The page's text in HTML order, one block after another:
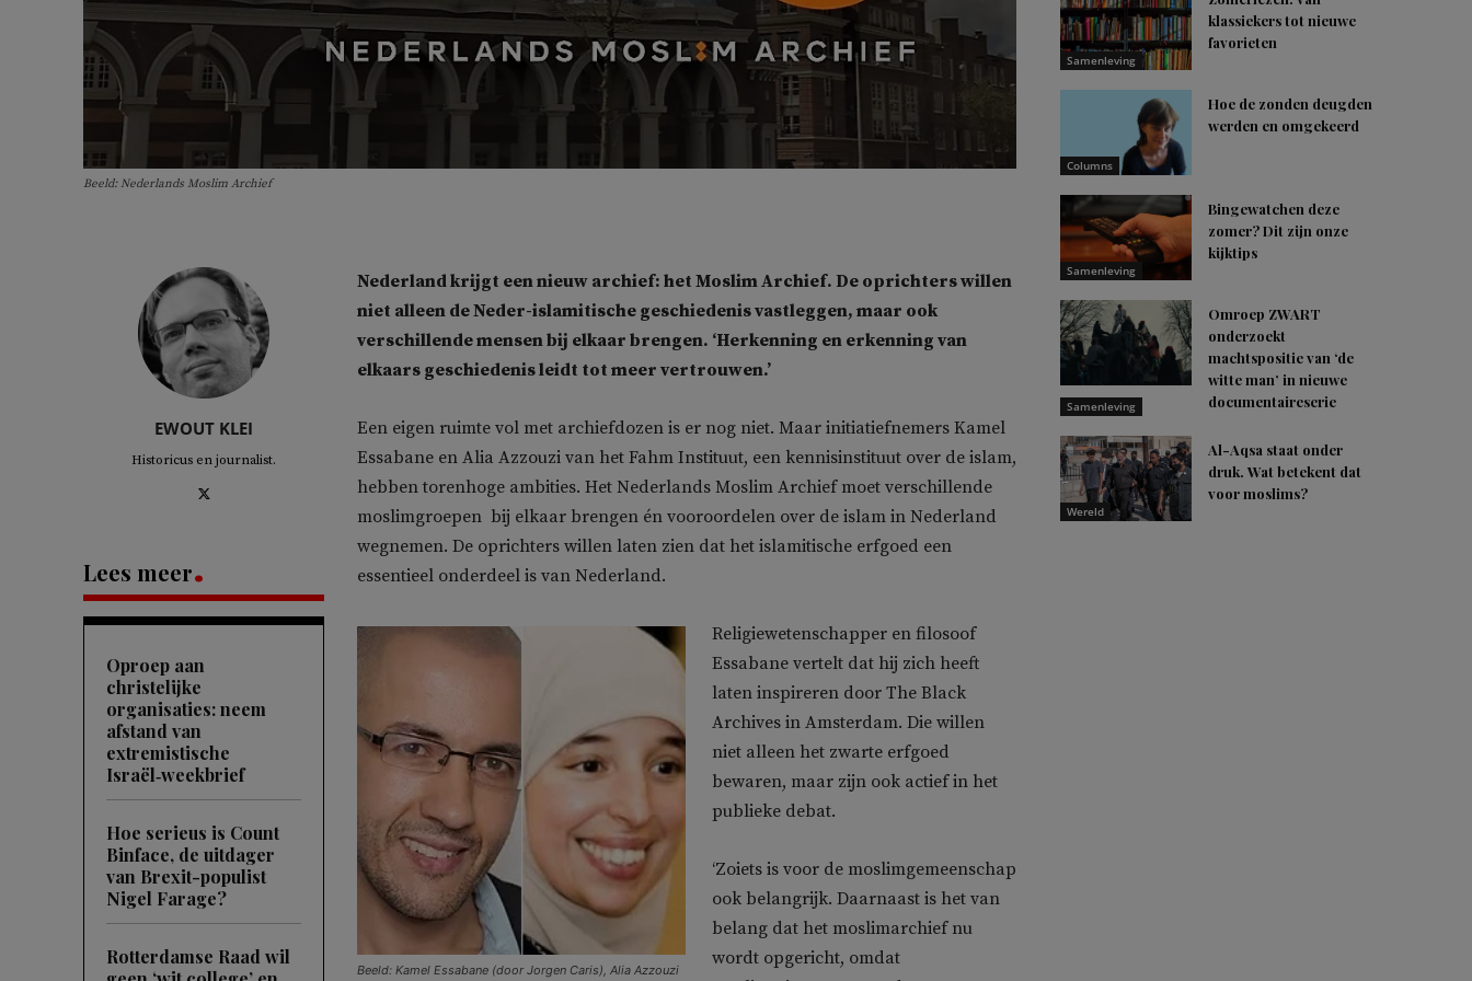
Beeld: Nederlands Moslim Archief
EWOUT KLEI
Historicus en journalist.
Lees meer
Oproep aan
christelijke
organisaties: neem
afstand van
extremistische
Israël‑weekbrief
Hoe serieus is Count
Binface, de uitdager
van Brexit-populist
Nigel Farage?
Rotterdamse Raad wil
Nederland krijgt een nieuw archief: het Moslim Archief. De oprichters willen
niet alleen de Neder-islamitische geschiedenis vastleggen, maar ook
verschillende mensen bij elkaar brengen. ‘Herkenning en erkenning van
elkaars geschiedenis leidt tot meer vertrouwen.’
Een eigen ruimte vol met archiefdozen is er nog niet. Maar initiatiefnemers Kamel
Essabane en Alia Azzouzi van het Fahm Instituut, een kennisinstituut over de islam,
hebben torenhoge ambities. Het Nederlands Moslim Archief moet verschillende
moslimgroepen bij elkaar brengen én vooroordelen over de islam in Nederland
wegnemen. De oprichters willen laten zien dat het islamitische erfgoed een
essentieel onderdeel is van Nederland.
Beeld: Kamel Essabane (door Jorgen Caris), Alia Azzouzi
Religiewetenschapper en filosoof
Essabane vertelt dat hij zich heeft
laten inspireren door The Black
Archives in Amsterdam. Die willen
niet alleen het zwarte erfgoed
bewaren, maar zijn ook actief in het
publieke debat.
‘Zoiets is voor de moslimgemeenschap
ook belangrijk. Daarnaast is het van
belang dat het moslimarchief nu
wordt opgericht, omdat
Samenleving
klassiekers tot nieuwe
favorieten
Columns
Hoe de zonden deugden
werden en omgekeerd
Samenleving
Bingewatchen deze
zomer? Dit zijn onze
kijktips
Samenleving
Omroep ZWART
onderzoekt
machtspositie van ‘de
witte man’ in nieuwe
documentaireserie
Wereld
Al-Aqsa staat onder
druk. Wat betekent dat
voor moslims?